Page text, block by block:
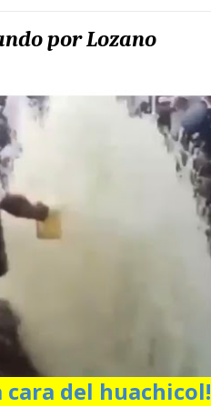
por Lozano
cara del huachicol!